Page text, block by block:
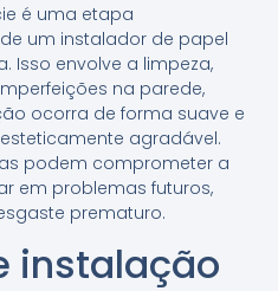
é uma etapa
um instalador de papel
Isso envolve a limpeza,
na parede,
ocorra de forma suave e
agradável.
podem comprometer a
em problemas futuros,
prematuro.
instalação